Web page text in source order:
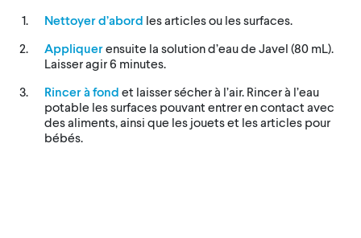
Nettoyer d’abord les articles ou les surfaces.
Appliquerensuite la solution d’eau de Javel (80 mL).
Laisser agir 6 minutes.
Rincer à fond et laisser sécher à l’air. Rincer à l’eau
potable les surfaces pouvant entrer en contact avec
des aliments, ainsi que les jouets et les articles pour
bébés.